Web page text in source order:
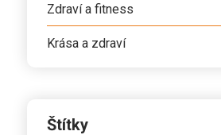
Zdraví a fitness
Krása a zdraví
Štítky